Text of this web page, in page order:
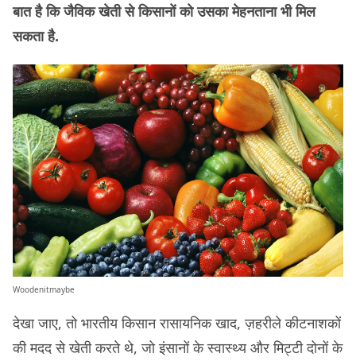
बात है कि जैविक खेती से किसानों को उसका मेहनताना भी मिल
सकता है.
Woodenitmaybe
देखा जाए, तो भारतीय किसान रासायनिक खाद, ज़हरीले कीटनाशकों
की मदद से खेती करते थे, जो इंसानों के स्वास्थ्य और मिट्टी दोनों के